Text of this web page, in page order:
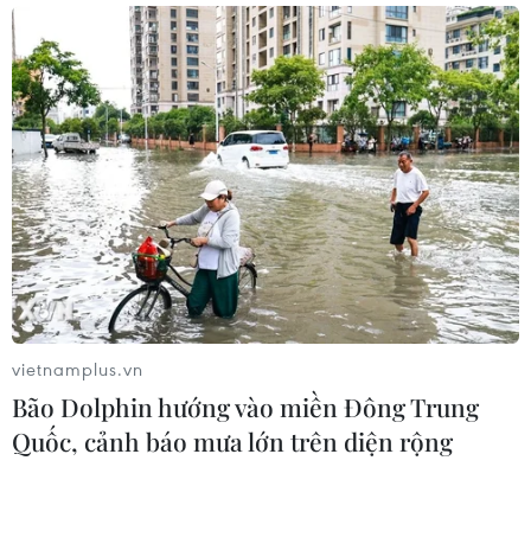
cuộc khủng hoảng y tế, mà còn là cuộc khủng hoảng
kinh tế, khủng hoảng xã hội và ở nhiều nước là cuộc
khủng hoảng chính trị.
vietnamplus.vn
Bão Dolphin hướng vào miền Đông Trung
Quốc, cảnh báo mưa lớn trên diện rộng